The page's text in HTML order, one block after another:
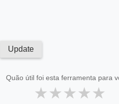
Update
Quão útil foi esta ferramenta para
★★★★★